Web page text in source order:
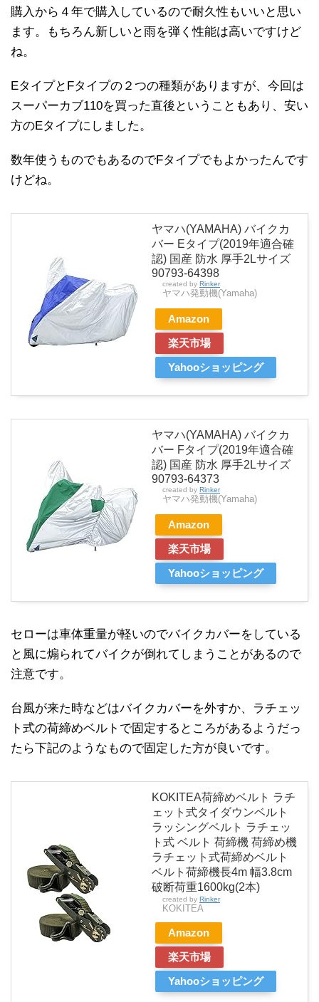
購入から４年で購入しているので耐久性もいいと思い
ます。もちろん新しいと雨を弾く性能は高いですけど
ね。
EタイプとFタイプの２つの種類がありますが、今回は
スーパーカブ110を買った直後ということもあり、安い
方のEタイプにしました。
数年使うものでもあるのでFタイプでもよかったんです
けどね。
ヤマハ(YAMAHA) バイクカ
バー Eタイプ(2019年適合確
認) 国産 防水 厚手2Lサイズ
90793-64398
created by Rinker
ヤマハ発動機(Yamaha)
Amazon
楽天市場
Yahooショッピング
ヤマハ(YAMAHA) バイクカ
バー Fタイプ(2019年適合確
認) 国産 防水 厚手2Lサイズ
90793-64373
created by Rinker
ヤマハ発動機(Yamaha)
Amazon
楽天市場
Yahooショッピング
セローは車体重量が軽いのでバイクカバーをしている
と風に煽られてバイクが倒れてしまうことがあるので
注意です。
台風が来た時などはバイクカバーを外すか、ラチェッ
ト式の荷締めベルトで固定するところがあるようだっ
たら下記のようなもので固定した方が良いです。
KOKITEA荷締めベルト ラチ
ェット式タイダウンベルト
ラッシングベルト ラチェッ
ト式 ベルト 荷締機 荷締め機
ラチェット式荷締めベルト
ベルト荷締機長4m 幅3.8cm
破断荷重1600kg(2本)
created by Rinker
KOKITEA
Amazon
楽天市場
Yahooショッピング